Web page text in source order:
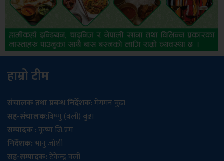
हाम्रो टीम
संचालक तथा प्रबन्ध निर्देशक: मेगमन बुढा
सह-संचालक:विष्णु (वली) बुढा
सम्पादक: कृष्ण जि.एम
निर्देशक:भानु जोशी
सह-सम्पादक:टेकेन्द्र वली